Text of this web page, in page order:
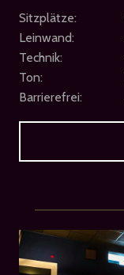
Sitzplätze:
Leinwand:
Technik:
Ton:
Barrierefrei: